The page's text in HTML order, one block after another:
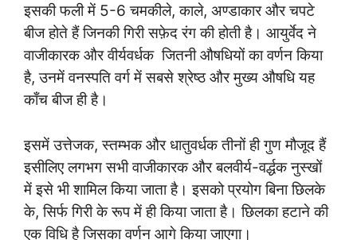
इसकी फली में 5-6 चमकीले, काले, अण्डाकार और चपटे
बीज होते हैं जिनकी गिरी सफ़ेद रंग की होती है। आयुर्वेद ने
वाजीकारक और वीर्यवर्धक जितनी औषधियों का वर्णन किया
है, उनमें वनस्पति वर्ग में सबसे श्रेष्ठ और मुख्य औषधि यह
काँच बीज ही है।
इसमें उत्तेजक, स्तम्भक और धातुवर्धक तीनों ही गुण मौजूद हैं
इसीलिए लगभग सभी वाजीकारक और बलवीर्य-वर्द्धक नुस्खों
में इसे भी शामिल किया जाता है। इसको प्रयोग बिना छिलके
के, सिर्फ गिरी के रूप में ही किया जाता है। छिलका हटाने की
एक विधि है जिसका वर्णन आगे किया जाएगा।